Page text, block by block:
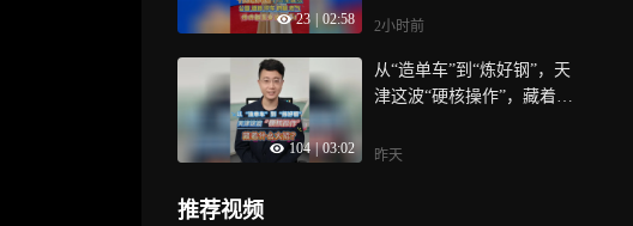
23 02:58
事！
2小时前
104 | 03:02
从“造单车”到“炼好钢”，天
津这波“硬核操作”，藏着什
昨天
推荐视频